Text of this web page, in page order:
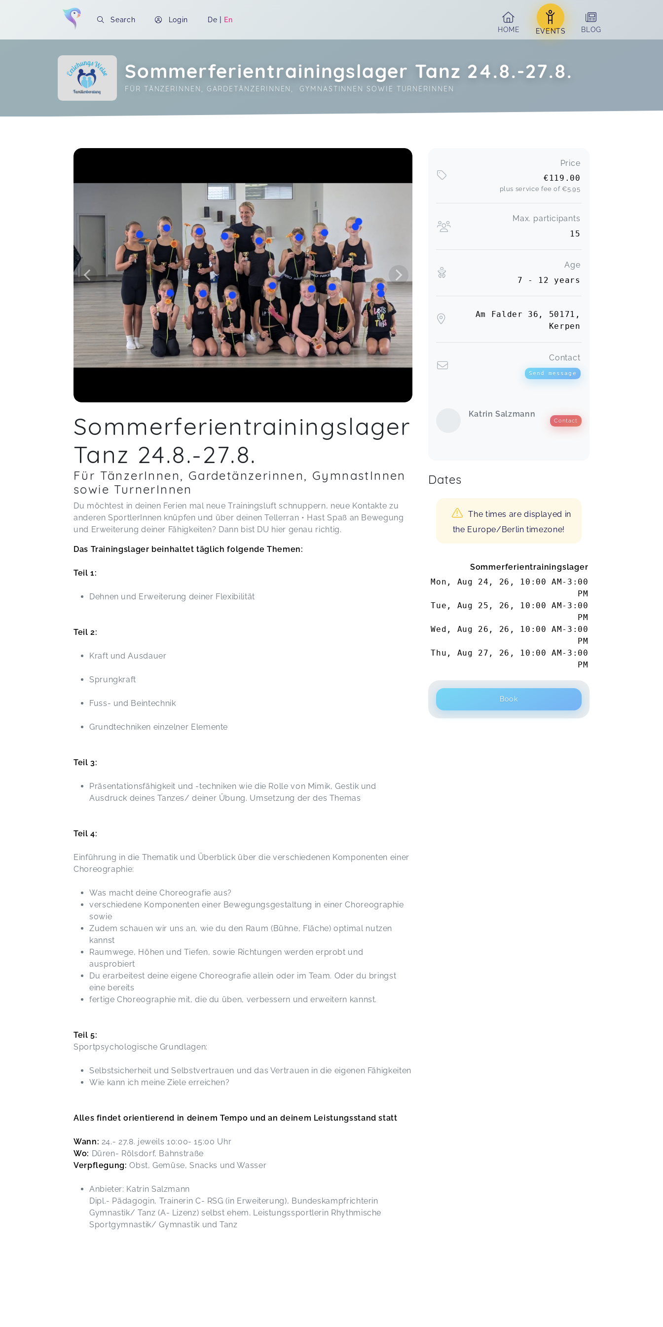
Search Login De | En
HOME
EVENTS BLOG
Sommerferientrainingslager Tanz 24.8.-27.8.
FÜR TÄNZERINNEN, GARDETÄNZERINNEN,  GYMNASTINNEN SOWIE TURNERINNEN
Sommerferientrainingslager
Tanz 24.8.-27.8.
Für TänzerInnen, Gardetänzerinnen, GymnastInnen
sowie TurnerInnen
Du möchtest in deinen Ferien mal neue Trainingsluft schnuppern, neue Kontakte zu
anderen SportlerInnen knüpfen und über deinen Tellerran • Hast Spaß an Bewegung
und Erweiterung deiner Fähigkeiten? Dann bist DU hier genau richtig.
Das Trainingslager beinhaltet täglich folgende Themen:
Teil 1:
Dehnen und Erweiterung deiner Flexibilität
Teil 2:
Kraft und Ausdauer
Sprungkraft
Fuss- und Beintechnik
Grundtechniken einzelner Elemente
Teil 3:
Präsentationsfähigkeit und -techniken wie die Rolle von Mimik, Gestik und
Ausdruck deines Tanzes/ deiner Übung. Umsetzung der des Themas
Teil 4:
Einführung in die Thematik und Überblick über die verschiedenen Komponenten einer
Choreographie:
Was macht deine Choreografie aus?
verschiedene Komponenten einer Bewegungsgestaltung in einer Choreographie
sowie
Zudem schauen wir uns an, wie du den Raum (Bühne, Fläche) optimal nutzen
kannst
Raumwege, Höhen und Tiefen, sowie Richtungen werden erprobt und
ausprobiert
Du erarbeitest deine eigene Choreografie allein oder im Team. Oder du bringst
eine bereits
fertige Choreographie mit, die du üben, verbessern und erweitern kannst.
Teil 5:
Sportpsychologische Grundlagen:
Selbstsicherheit und Selbstvertrauen und das Vertrauen in die eigenen Fähigkeiten
Wie kann ich meine Ziele erreichen?
Alles findet orientierend in deinem Tempo und an deinem Leistungsstand statt
Wann: 24.- 27.8. jeweils 10:00- 15:00 Uhr
Wo: Düren- Rölsdorf, Bahnstraße
Verpflegung:Obst, Gemüse, Snacks und Wasser
Anbieter: Katrin Salzmann
Dipl.- Pädagogin, Trainerin C- RSG (in Erweiterung), Bundeskampfrichterin
Gymnastik/ Tanz (A- Lizenz) selbst ehem. Leistungssportlerin Rhythmische
Sportgymnastik/ Gymnastik und Tanz
Price
€119.00
plus service fee of€5.95
Max. participants
15
Age
7 - 12 years
Am Falder 36, 50171,
Kerpen
Contact
Send message
Katrin Salzmann
Contact
Dates
The times are displayed in
the Europe/Berlin timezone!
Sommerferientrainingslager
Mon, Aug 24, 26 , 10:00 AM- 3:00
PM
Tue, Aug 25, 26 , 10:00 AM- 3:00
PM
Wed, Aug 26, 26 , 10:00 AM- 3:00
PM
Thu, Aug 27, 26 , 10:00 AM- 3:00
PM
Book